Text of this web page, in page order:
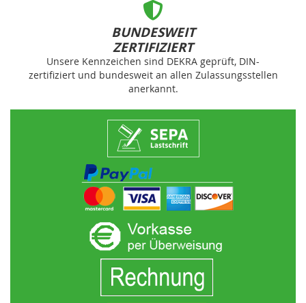
BUNDESWEIT
ZERTIFIZIERT
Unsere Kennzeichen sind DEKRA geprüft, DIN-
zertifiziert und bundesweit an allen Zulassungsstellen
anerkannt.